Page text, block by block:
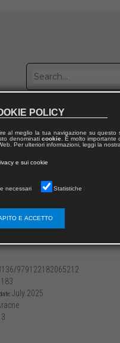
with us
tra l’Italia
sul reddito e
979122182065212
July 2025
POLICY
al meglio la tua navigazione su questo
denominati cookie. È molto importante
Per ulteriori informazioni, leggi la
e sui cookie
necessari Statistiche
E ACCETTO